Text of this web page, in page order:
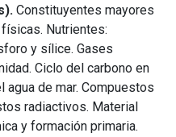
Constituyentes mayores
Nutrientes:
y sílice. Gases
Ciclo del carbono en
agua de mar. Compuestos
radiactivos. Material
y formación primaria.